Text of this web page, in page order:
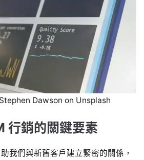
Dawson on Unsplash
行銷的關鍵要素
我們與新舊客戶建立緊密的關係，